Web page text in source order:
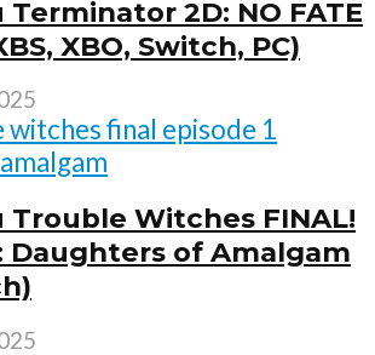
2D: NO FATE
XBO, Switch, PC)
Trouble Witches FINAL!
Daughters of Amalgam